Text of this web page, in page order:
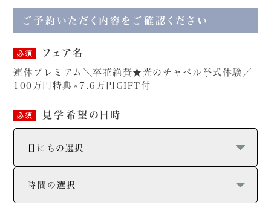
ご予約いただく内容をご確認ください
必須 フェア名
連休プレミアム＼卒花絶賛★光のチャペル挙式体験／
100万円特典×7.6万円GIFT付
必須 見学希望の日時